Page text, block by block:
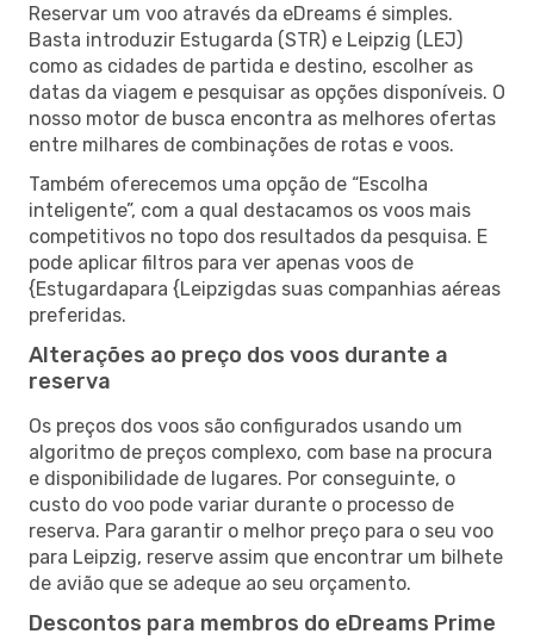
Reservar um voo através da eDreams é simples.
Basta introduzir Estugarda (STR) e Leipzig (LEJ)
como as cidades de partida e destino, escolher as
datas da viagem e pesquisar as opções disponíveis. O
nosso motor de busca encontra as melhores ofertas
entre milhares de combinações de rotas e voos.
Também oferecemos uma opção de “Escolha
inteligente”, com a qual destacamos os voos mais
competitivos no topo dos resultados da pesquisa. E
pode aplicar filtros para ver apenas voos de
{Estugardapara {Leipzigdas suas companhias aéreas
preferidas.
Alterações ao preço dos voos durante a
reserva
Os preços dos voos são configurados usando um
algoritmo de preços complexo, com base na procura
e disponibilidade de lugares. Por conseguinte, o
custo do voo pode variar durante o processo de
reserva. Para garantir o melhor preço para o seu voo
para Leipzig, reserve assim que encontrar um bilhete
de avião que se adeque ao seu orçamento.
Descontos para membros do eDreams Prime